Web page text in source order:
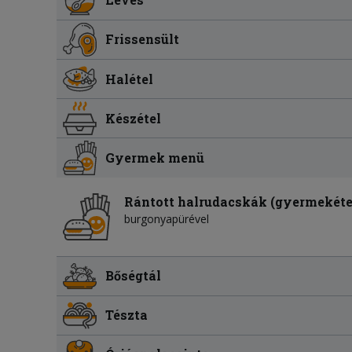
Frissensült
Halétel
Készétel
Gyermek menü
Rántott halrudacskák
burgonyapürével
Bőségtál
Tészta